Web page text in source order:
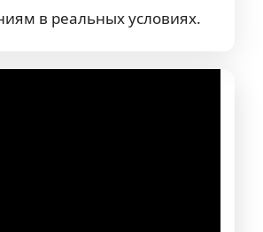
в реальных условиях.